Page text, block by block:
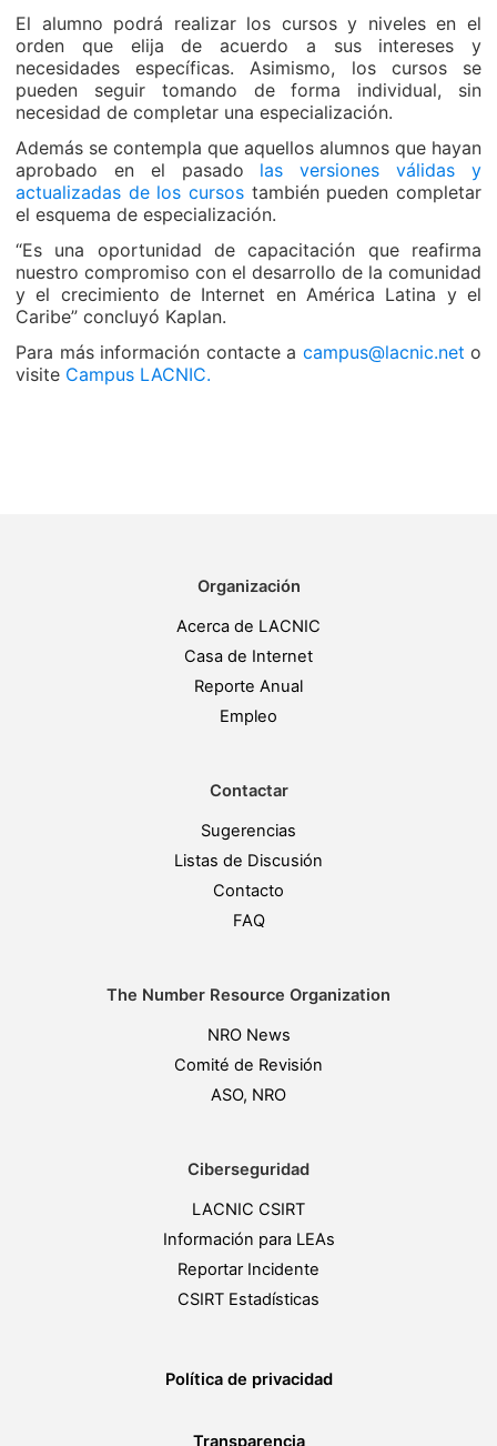
El alumno podrá realizar los cursos y niveles en el
orden que elija de acuerdo a sus intereses y
necesidades específicas. Asimismo, los cursos se
pueden seguir tomando de forma individual, sin
necesidad de completar una especialización.
Además se contempla que aquellos alumnos que hayan
aprobado en el pasado las versiones válidas y
actualizadas de los cursos también pueden completar
el esquema de especialización.
“Es una oportunidad de capacitación que reafirma
nuestro compromiso con el desarrollo de la comunidad
y el crecimiento de Internet en América Latina y el
Caribe” concluyó Kaplan.
Para más información contacte a campus@lacnic.net o
visite Campus LACNIC.
Organización
Acerca de LACNIC
Casa de Internet
Reporte Anual
Empleo
Contactar
Sugerencias
Listas de Discusión
Contacto
FAQ
The Number Resource Organization
NRO News
Comité de Revisión
ASO, NRO
Ciberseguridad
LACNIC CSIRT
Información para LEAs
Reportar Incidente
CSIRT Estadísticas
Política de privacidad
Transparencia